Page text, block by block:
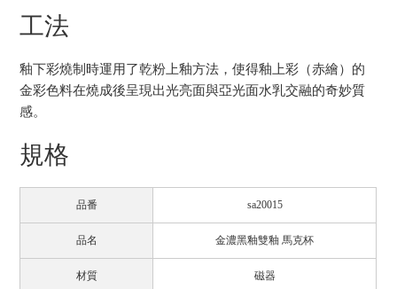
工法
釉下彩燒制時運用了乾粉上釉方法，使得釉上彩（赤繪）的
金彩色料在燒成後呈現出光亮面與亞光面水乳交融的奇妙質
感。
規格
品番 sa20015
品名 金濃黑釉雙釉 馬克杯
材質 磁器